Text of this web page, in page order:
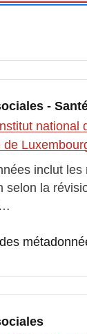
-
national
de
inclut
selon la
métadonnées: